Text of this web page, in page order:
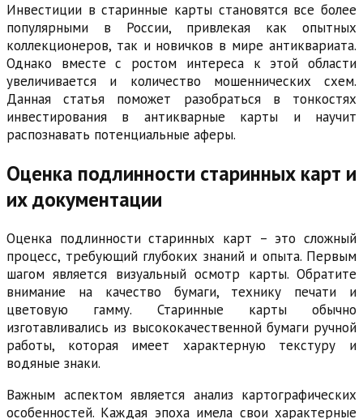
Инвестиции в старинные карты становятся все более
популярными в России, привлекая как опытных
коллекционеров, так и новичков в мире антиквариата.
Однако вместе с ростом интереса к этой области
увеличивается и количество мошеннических схем.
Данная статья поможет разобраться в тонкостях
инвестирования в антикварные карты и научит
распознавать потенциальные аферы.
Оценка подлинности старинных карт и
их документации
Оценка подлинности старинных карт – это сложный
процесс, требующий глубоких знаний и опыта. Первым
шагом является визуальный осмотр карты. Обратите
внимание на качество бумаги, технику печати и
цветовую гамму. Старинные карты обычно
изготавливались из высококачественной бумаги ручной
работы, которая имеет характерную текстуру и
водяные знаки.
Важным аспектом является анализ картографических
особенностей. Каждая эпоха имела свои характерные